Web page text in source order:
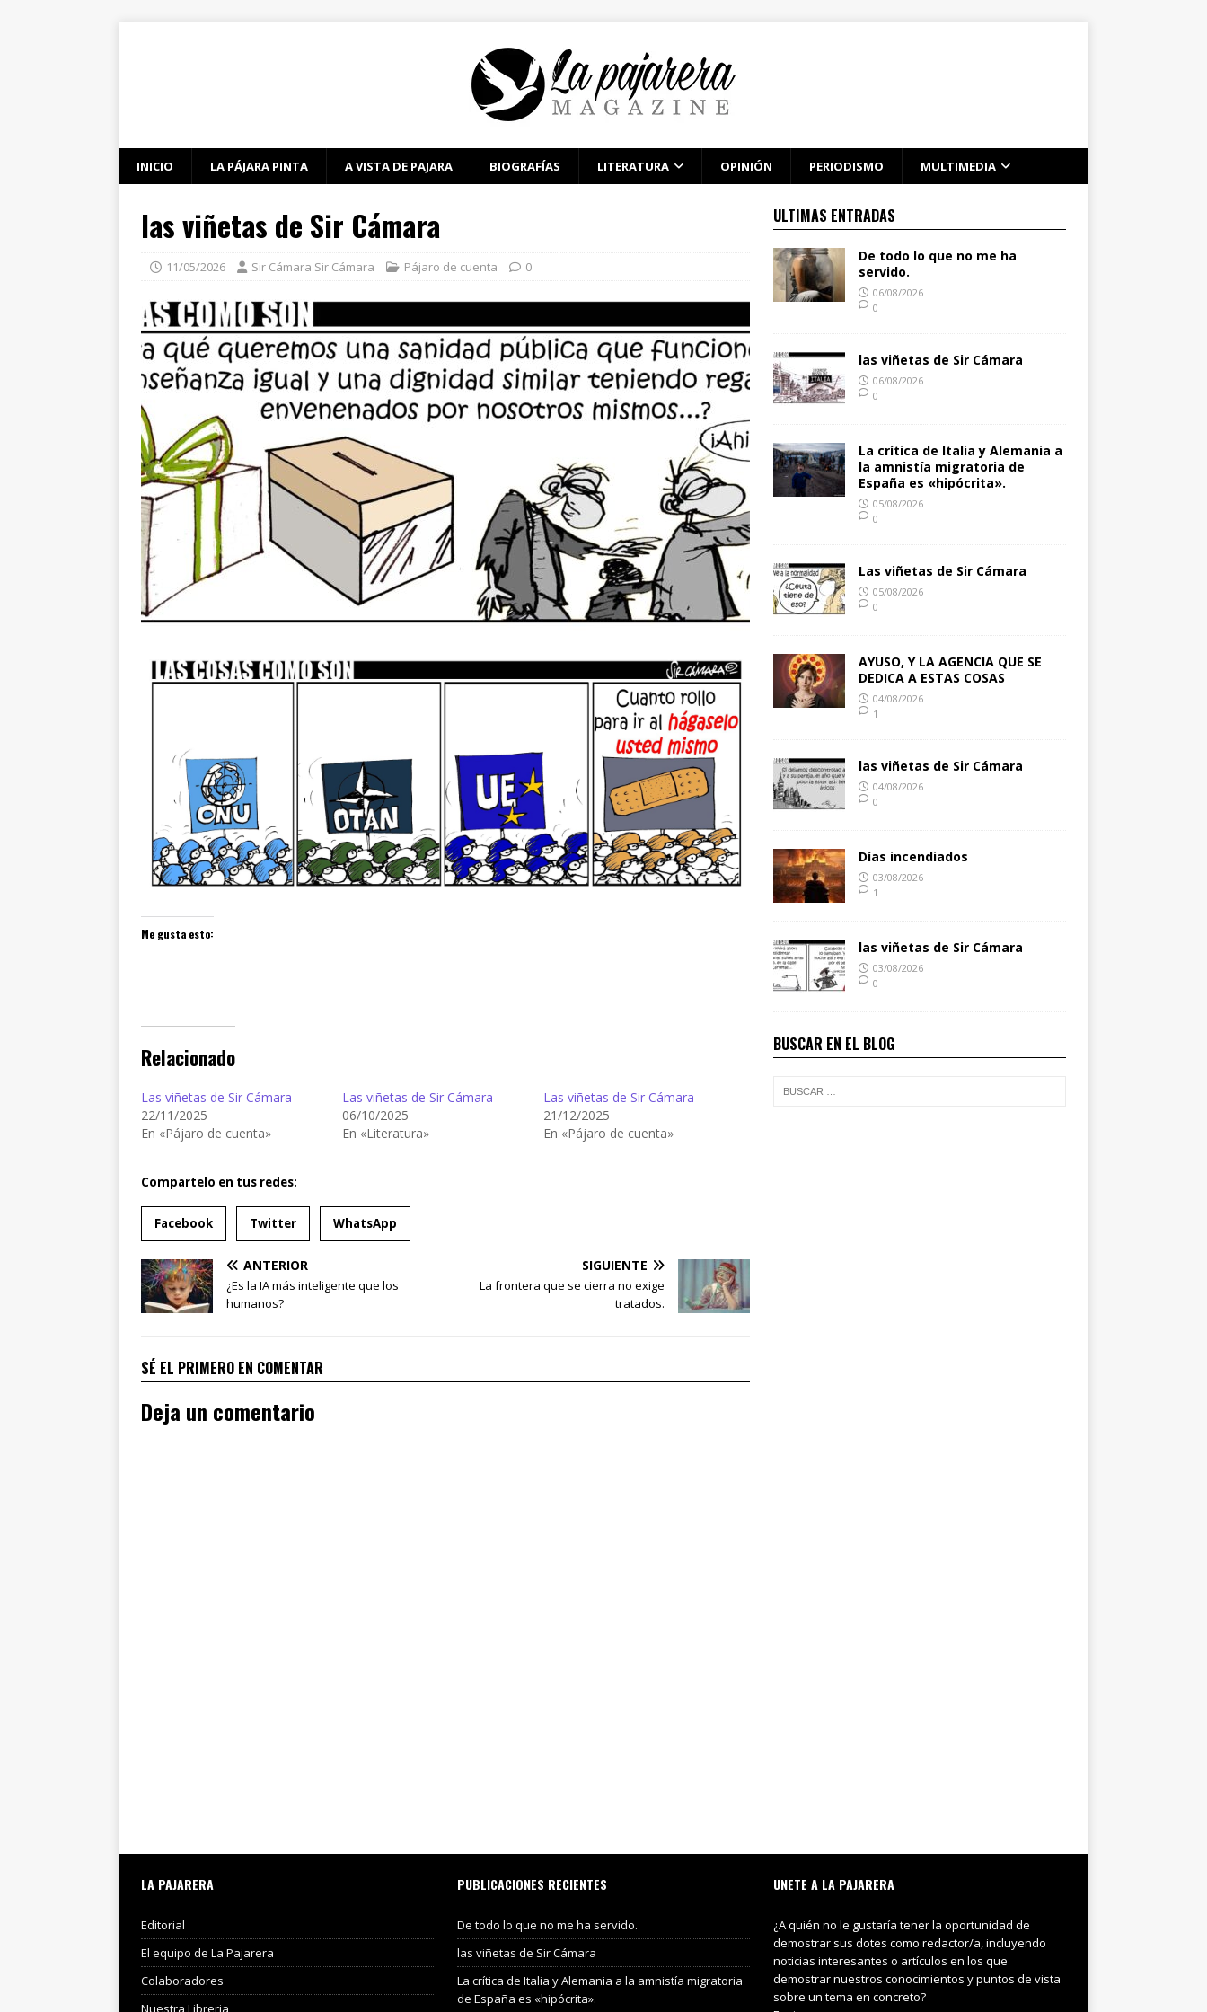
INICIO LA PÁJARA PINTA A VISTA DE PAJARA BIOGRAFÍAS LITERATURA OPINIÓN PERIODISMO MULTIMEDIA
las viñetas de Sir Cámara
11/05/2026 Sir Cámara Sir Cámara Pájaro de cuenta 0
Me gusta esto:
Relacionado
Las viñetas de Sir Cámara
22/11/2025
En «Pájaro de cuenta»
Las viñetas de Sir Cámara
06/10/2025
En «Literatura»
Las viñetas de Sir Cámara
21/12/2025
En «Pájaro de cuenta»
Compartelo en tus redes:
Facebook Twitter WhatsApp
ANTERIOR
¿Es la IA más inteligente que los
humanos?
SIGUIENTE
La frontera que se cierra no exige
tratados.
SÉ EL PRIMERO EN COMENTAR
Deja un comentario
ULTIMAS ENTRADAS
De todo lo que no me ha
servido.
06/08/2026
0
las viñetas de Sir Cámara
06/08/2026
0
La crítica de Italia y Alemania a
la amnistía migratoria de
España es «hipócrita».
05/08/2026
0
Las viñetas de Sir Cámara
05/08/2026
0
AYUSO, Y LA AGENCIA QUE SE
DEDICA A ESTAS COSAS
04/08/2026
1
las viñetas de Sir Cámara
04/08/2026
0
Días incendiados
03/08/2026
1
las viñetas de Sir Cámara
03/08/2026
0
BUSCAR EN EL BLOG
LA PAJARERA
Editorial
El equipo de La Pajarera
Colaboradores
Nuestra Libreria
PUBLICACIONES RECIENTES
De todo lo que no me ha servido.
las viñetas de Sir Cámara
La crítica de Italia y Alemania a la amnistía migratoria
de España es «hipócrita».
UNETE A LA PAJARERA
¿A quién no le gustaría tener la oportunidad de
demostrar sus dotes como redactor/a, incluyendo
noticias interesantes o artículos en los que
demostrar nuestros conocimientos y puntos de vista
sobre un tema en concreto?